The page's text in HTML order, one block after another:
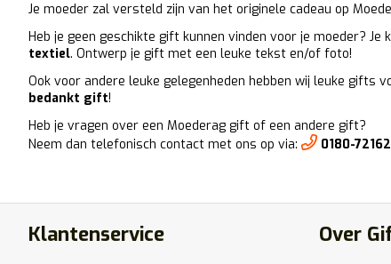
Je moeder zal versteld zijn van het originele cadeau op
Heb je geen geschikte gift kunnen vinden voor je moeder?
textiel. Ontwerp je gift met een leuke tekst en/of foto!
Ook voor andere leuke gelegenheden hebben wij leuke gifts
bedankt gift!
Heb je vragen over een Moederag gift of een andere gift?
Neem dan telefonisch contact met ons op via:
0180-
Klantenservice Over